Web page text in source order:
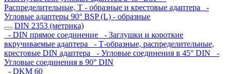
Распределительные, Т - образные и крестовые адаптера
-
Угловые адаптеры 90° BSP (L) - образные
DIN 2353 (метрика)
- DIN прямое соединение
- Заглушки и короткие
вкручиваемые адаптера
- Т-образные, распределительные,
крестовые DIN адаптера
- Угловые соединения в 45° DIN
-
Угловые соединения в 90° DIN
- DKM 60